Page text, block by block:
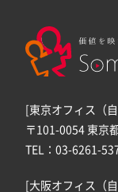
[東京オフィス（
〒101-0054 東京
TEL：03-6261-
[大阪オフィス（